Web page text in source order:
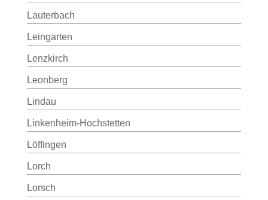
Lauterbach
Leingarten
Lenzkirch
Leonberg
Lindau
Linkenheim-Hochstetten
Löffingen
Lorch
Lorsch